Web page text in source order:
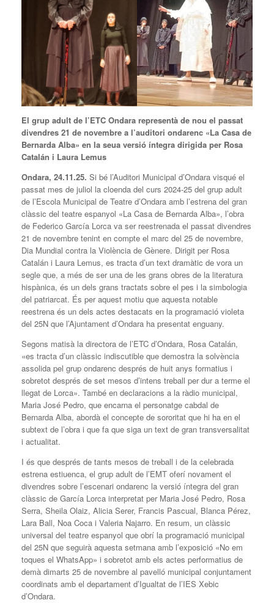
El grup adult de l’ETC Ondara representà de nou el passat
divendres 21 de novembre a l’auditori ondarenc «La Casa de
Bernarda Alba» en la seua versió íntegra dirigida per Rosa
Catalán i Laura Lemus
Ondara, 24.11.25. Si bé l’Auditori Municipal d’Ondara visqué el
passat mes de juliol la cloenda del curs 2024-25 del grup adult
de l’Escola Municipal de Teatre d’Ondara amb l’estrena del gran
clàssic del teatre espanyol «La Casa de Bernarda Alba», l’obra
de Federico García Lorca va ser reestrenada el passat divendres
21 de novembre tenint en compte el marc del 25 de novembre,
Dia Mundial contra la Violència de Gènere. Dirigit per Rosa
Catalán i Laura Lemus, es tracta d’un text dramàtic de vora un
segle que, a més de ser una de les grans obres de la literatura
hispànica, és un dels grans tractats sobre el pes i la simbologia
del patriarcat. És per aquest motiu que aquesta notable
reestrena és un dels actes destacats en la programació violeta
del 25N que l’Ajuntament d’Ondara ha presentat enguany.
Segons matisà la directora de l’ETC d’Ondara, Rosa Catalán,
«es tracta d’un clàssic indiscutible que demostra la solvència
assolida pel grup ondarenc després de huit anys formatius i
sobretot després de set mesos d’intens treball per dur a terme el
llegat de Lorca». També en declaracions a la ràdio municipal,
Maria José Pedro, que encarna el personatge cabdal de
Bernarda Alba, abordà el concepte de sororitat que hi ha en el
subtext de l’obra i que fa que siga un text de gran transversalitat
i actualitat.
I és que després de tants mesos de treball i de la celebrada
estrena estiuenca, el grup adult de l’EMT oferí novament el
divendres sobre l’escenari ondarenc la versió íntegra del gran
clàssic de García Lorca interpretat per Maria José Pedro, Rosa
Serra, Sheila Olaiz, Alicia Serer, Francis Pascual, Blanca Pérez,
Lara Ball, Noa Coca i Valeria Najarro. En resum, un clàssic
universal del teatre espanyol que obrí la programació municipal
del 25N que seguirà aquesta setmana amb l’exposició «No em
toques el WhatsApp» i sobretot amb els actes performatius de
demà dimarts 25 de novembre al pavelló municipal conjuntament
coordinats amb el departament d’Igualtat de l’IES Xebic
d’Ondara.